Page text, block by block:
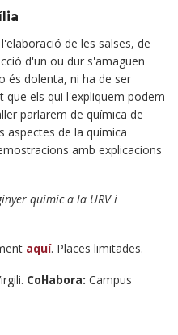
de les salses, de
d'un ou dur s'amaguen
és dolenta, ni ha de ser
els qui l'expliquem podem
parlarem de química de
aspectes de la química
amb explicacions
químic a la URV i
aquí. Places limitades.
Col·labora: Campus